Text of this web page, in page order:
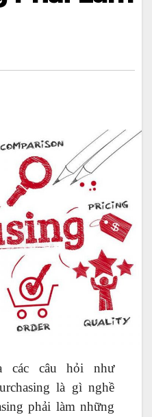
các câu hỏi như
là gì nghề
phải làm những